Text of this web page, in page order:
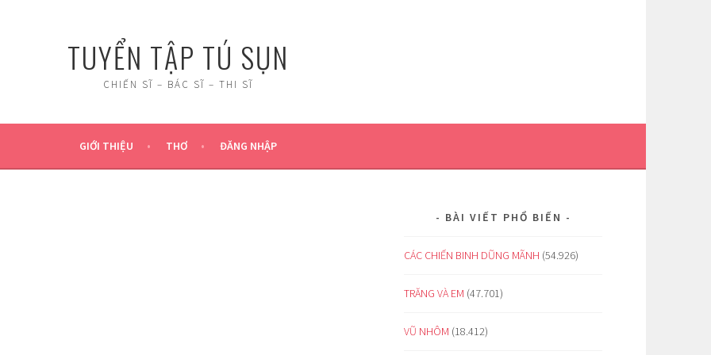
TUYỂN TẬP TÚ SỤN
CHIẾN SĨ – BÁC SĨ – THI SĨ
GIỚI THIỆU THƠ ĐĂNG NHẬP
BÀI VIẾT PHỔ BIẾN
CÁC CHIẾN BINH DŨNG MÃNH (54.926)
TRĂNG VÀ EM (47.701)
VŨ NHÔM (18.412)